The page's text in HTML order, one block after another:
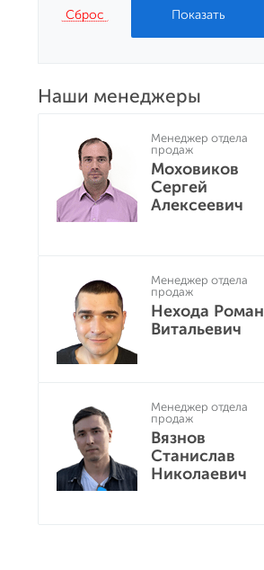
Сброс
Наши менеджеры
Менеджер отдела
продаж
Моховиков
Сергей
Алексеевич
Менеджер отдела
продаж
Нехода Роман
Витальевич
Менеджер отдела
продаж
Вязнов
Станислав
Николаевич